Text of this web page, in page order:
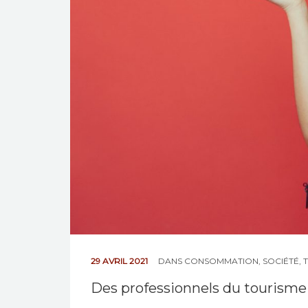
29 AVRIL 2021 DANS CONSOMMATION SOCIÉTÉ
Des professionnels du